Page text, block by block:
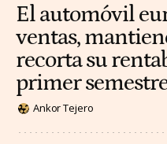
El automóvil
ventas,
recorta su
primer
Ankor Tejero